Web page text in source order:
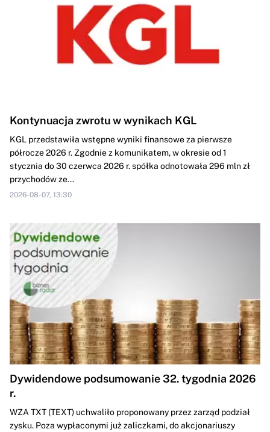
Kontynuacja zwrotu w wynikach KGL
KGL przedstawiła wstępne wyniki finansowe za pierwsze
półrocze 2026 r. Zgodnie z komunikatem, w okresie od 1
stycznia do 30 czerwca 2026 r. spółka odnotowała 296 mln zł
przychodów ze...
2026-08-07, 13:30
Dywidendowe podsumowanie 32. tygodnia 2026
r.
WZA TXT (TEXT) uchwaliło proponowany przez zarząd podział
zysku. Poza wypłaconymi już zaliczkami, do akcjonariuszy